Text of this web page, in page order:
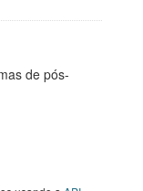
de pós-